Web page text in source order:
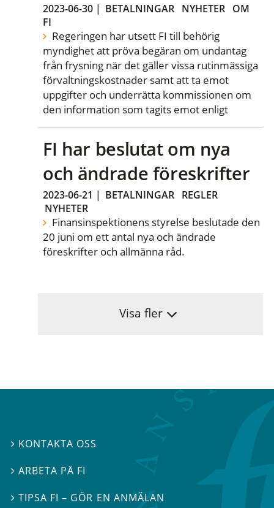
2023-06-30 | BETALNINGAR NYHETER OM
FI
Regeringen har utsett FI till behörig
myndighet att pröva begäran om undantag
från frysning när det gäller vissa rutinmässiga
förvaltningskostnader samt att ta emot
uppgifter och underrätta kommissionen om
den information som tagits emot enligt
FI har beslutat om nya
och ändrade föreskrifter
2023-06-21 | BETALNINGAR REGLER
NYHETER
Finansinspektionens styrelse beslutade den
20 juni om ett antal nya och ändrade
föreskrifter och allmänna råd.
Visa fler
 KONTAKTA OSS
 ARBETA PÅ FI
TIPSA FI – GÖR EN ANMÄLAN